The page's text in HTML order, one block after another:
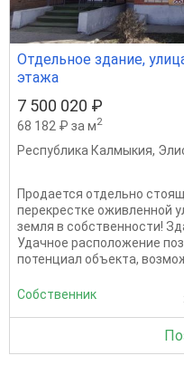
Отдельное здание,
этажа
7 500 020 ₽
68 182 ₽ за м2
Республика Калмыкия,
Продается отдельно
перекрестке оживленной
земля в собственности!
Удачное расположение
потенциал объекта,
Собственник